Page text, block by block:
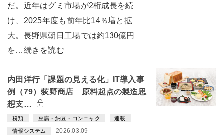
だ。近年はグミ市場が2桁成長を続
け、2025年度も前年比14％増と拡
大。長野県朝日工場では約130億円
を…続きを読む
内田洋行「課題の見える化」IT導入事
例（79）荻野商店 原料起点の製造思
想支…
粉類 豆腐・納豆・コンニャク 連載
情報システム 2026.03.09